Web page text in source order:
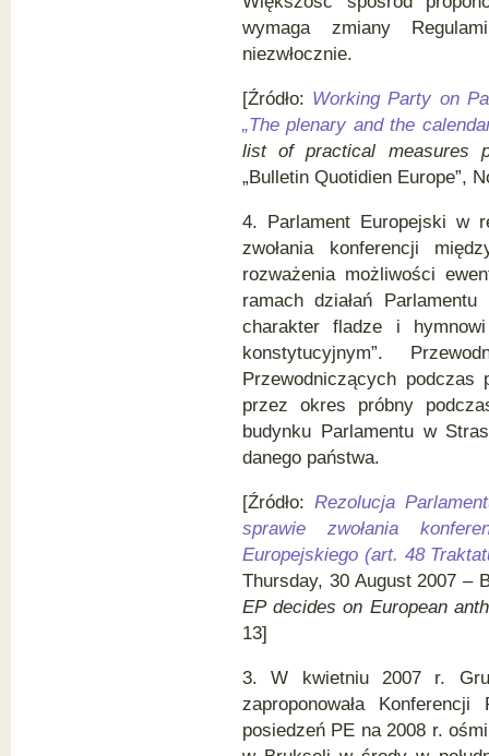
wymaga zmiany
niezwłocznie.
[Źródło: Working Party on
„The plenary and the
list of practical measures
„Bulletin Quotidien Europe”,
4. Parlament Europejski w
zwołania konferencji
rozważenia możliwości
ramach działań
charakter fladze i
konstytucyjnym”.
Przewodniczących
przez okres próbny
budynku Parlamentu w
danego państwa.
[Źródło: Rezolucja
sprawie zwołania
Europejskiego (art. 48
Thursday, 30 August 2007 –
EP decides on European
13]
3. W kwietniu 2007 r.
zaproponowała
posiedzeń PE na 2008 r.